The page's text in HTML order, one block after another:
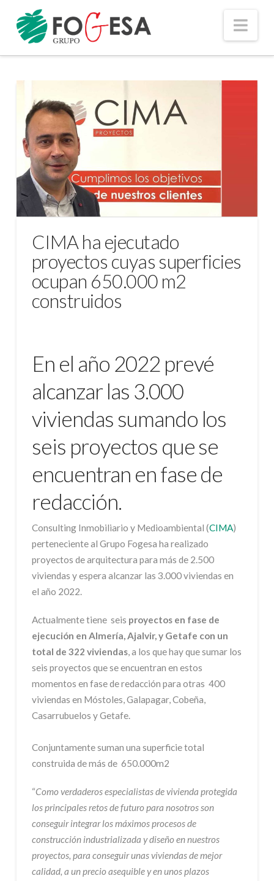
CIMA ha ejecutado
proyectos cuyas superficies
ocupan 650.000 m2
construidos
En el año 2022 prevé
alcanzar las 3.000
viviendas sumando los
seis proyectos que se
encuentran en fase de
redacción.
Consulting Inmobiliario y Medioambiental (CIMA)
perteneciente al Grupo Fogesa ha realizado
proyectos de arquitectura para más de 2.500
viviendas y espera alcanzar las 3.000 viviendas en
el año 2022.
Actualmente tiene seis proyectos en fase de
ejecución en Almería, Ajalvir, y Getafe con un
total de 322 viviendas, a los que hay que sumar los
seis proyectos que se encuentran en estos
momentos en fase de redacción para otras 400
viviendas en Móstoles, Galapagar, Cobeña,
Casarrubuelos y Getafe.
Conjuntamente suman una superficie total
construida de más de 650.000m2
“Como verdaderos especialistas de vivienda protegida
los principales retos de futuro para nosotros son
conseguir integrar los máximos procesos de
construcción industrializada y diseño en nuestros
proyectos, para conseguir unas viviendas de mejor
calidad, a un precio asequible y en unos plazos